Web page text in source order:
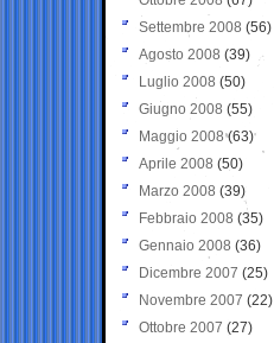
Settembre 2008 (56)
Agosto 2008 (39)
Luglio 2008 (50)
Giugno 2008 (55)
Maggio 2008(63)
Aprile 2008 (50)
Marzo 2008 (39)
Febbraio 2008 (35)
Gennaio 2008 (36)
Dicembre 2007 (25)
Novembre 2007 (22)
Ottobre 2007 (27)